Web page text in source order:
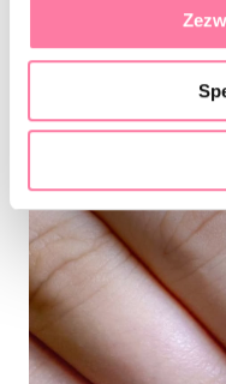
kolor, który
światu, czy nie. 💙